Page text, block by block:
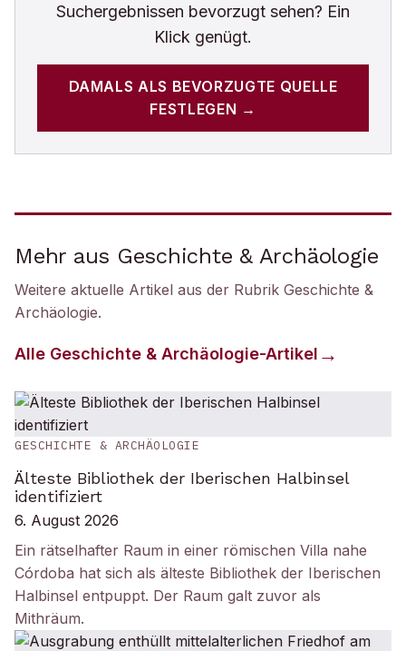
Suchergebnissen bevorzugt sehen? Ein
Klick genügt.
DAMALS ALS BEVORZUGTE QUELLE
FESTLEGEN →
Mehr aus Geschichte & Archäologie
Weitere aktuelle Artikel aus der Rubrik Geschichte &
Archäologie.
Alle Geschichte & Archäologie-Artikel
GESCHICHTE & ARCHÄOLOGIE
Älteste Bibliothek der Iberischen Halbinsel
identifiziert
6. August 2026
Ein rätselhafter Raum in einer römischen Villa nahe
Córdoba hat sich als älteste Bibliothek der Iberischen
Halbinsel entpuppt. Der Raum galt zuvor als
Mithräum.